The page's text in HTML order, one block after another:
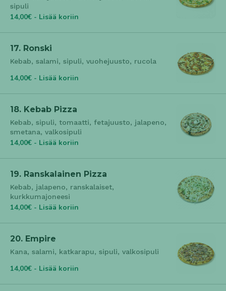
sipuli
14,00€ - Lisää koriin
17. Ronski
Kebab, salami, sipuli, vuohejuusto, rucola
14,00€ - Lisää koriin
18. Kebab Pizza
Kebab, sipuli, tomaatti, fetajuusto, jalapeno,
smetana, valkosipuli
14,00€ - Lisää koriin
19. Ranskalainen Pizza
Kebab, jalapeno, ranskalaiset,
kurkkumajoneesi
14,00€ - Lisää koriin
20. Empire
Kana, salami, katkarapu, sipuli, valkosipuli
14,00€ - Lisää koriin